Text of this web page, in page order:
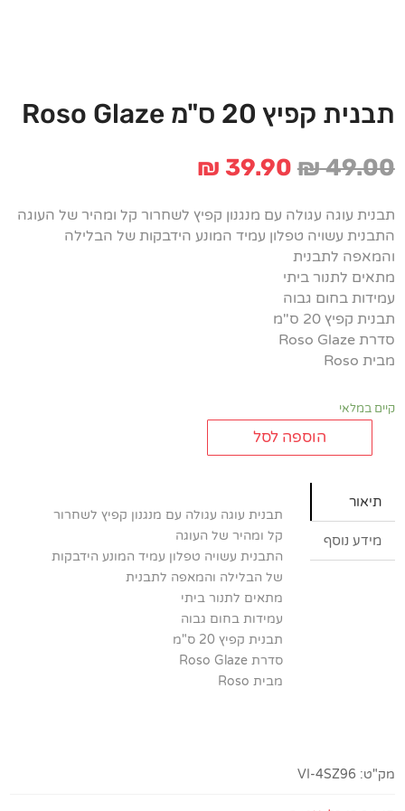
תבנית קפיץ 20 ס"מ Roso Glaze
₪49.00 המחיר
היה:
₪ 49.00.
₪ 39.90
הוא:
₪ 39.90.
תבנית עוגה עגולה עם מנגנון קפיץ לשחרור קל ומהיר של העוגה
התבנית עשויה טפלון עמיד המונע הידבקות של הבלילה
והמאפה לתבנית
מתאים לתנור ביתי
עמידות בחום גבוה
תבנית קפיץ 20 ס"מ
סדרת Roso Glaze
מבית Roso
קיים במלאי
קפיץ
ס"מ
הוספה לסל
תיאור
מידע נוסף
תבנית עוגה עגולה עם מנגנון קפיץ לשחרור
קל ומהיר של העוגה
התבנית עשויה טפלון עמיד המונע הידבקות
של הבלילה והמאפה לתבנית
מתאים לתנור ביתי
עמידות בחום גבוה
תבנית קפיץ 20 ס"מ
סדרת Roso Glaze
מבית Roso
מק"ט: VI-4SZ96